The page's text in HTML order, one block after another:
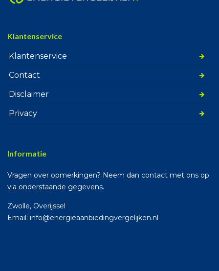
Klantenservice
Klantenservice
Contact
Disclaimer
Privacy
Informatie
Vragen over opmerkingen? Neem dan contact met ons op
via onderstaande gegevens.
Zwolle, Overijssel
Email: info@energieaanbiedingvergelijken.nl